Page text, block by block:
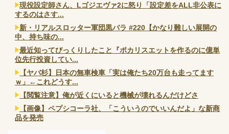
現役設定師さん、Lゴジエヴァ2に怒り「設定差をALL非公表に
するのはさす...
新・リアルスロッター軍団黒バラ #220【かなり難しい展開の
中、持ち味の...
最近知ってびっくりしたこと『ポカリスエットを作るのに億単
位先行投資してい...
【ヤバ杉】日本の無車検車「実は俺たち20万台も走ってます
ｗ」←これどうす...
【閲覧注意】俺が近くにいると機械が壊れるんだけどさ
【画像】ペプシコーラ社、「こういうのでいいんだよ」な新商
品を発売